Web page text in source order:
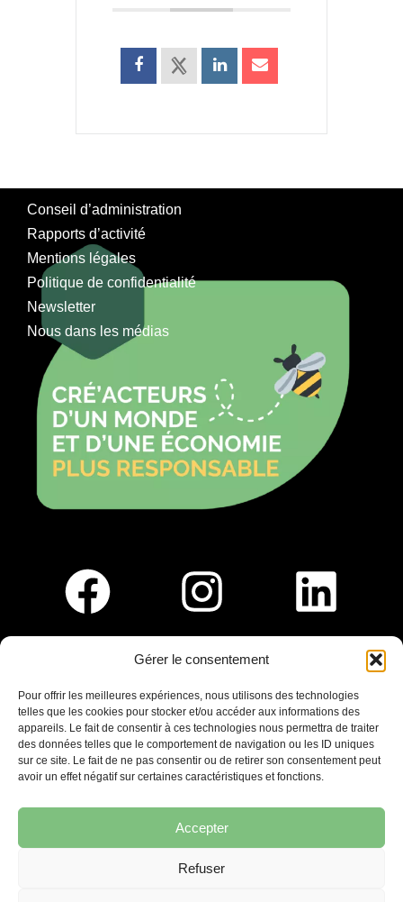
Gérer le consentement
Pour offrir les meilleures expériences, nous utilisons des technologies
telles que les cookies pour stocker et/ou accéder aux informations des
appareils. Le fait de consentir à ces technologies nous permettra de traiter
des données telles que le comportement de navigation ou les ID uniques
sur ce site. Le fait de ne pas consentir ou de retirer son consentement peut
avoir un effet négatif sur certaines caractéristiques et fonctions.
Accepter
Refuser
Conseil d’administration
Rapports d’activité
Mentions légales
Politique de confidentialité
Newsletter
Nous dans les médias
Saint-Germain-En-Laye
Ligne R2-Nord
Tramway T13
20mins à pied du RER A